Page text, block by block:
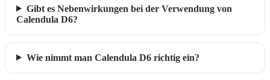
Gibt es Nebenwirkungen bei der Verwendung von
Calendula D6?
Wie nimmt man Calendula D6 richtig ein?